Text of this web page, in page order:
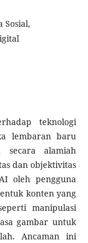
Sosial,
teknologi
lembaran baru
alamiah
dan objektivitas
oleh pengguna
konten yang
manipulasi
gambar untuk
Ancaman ini